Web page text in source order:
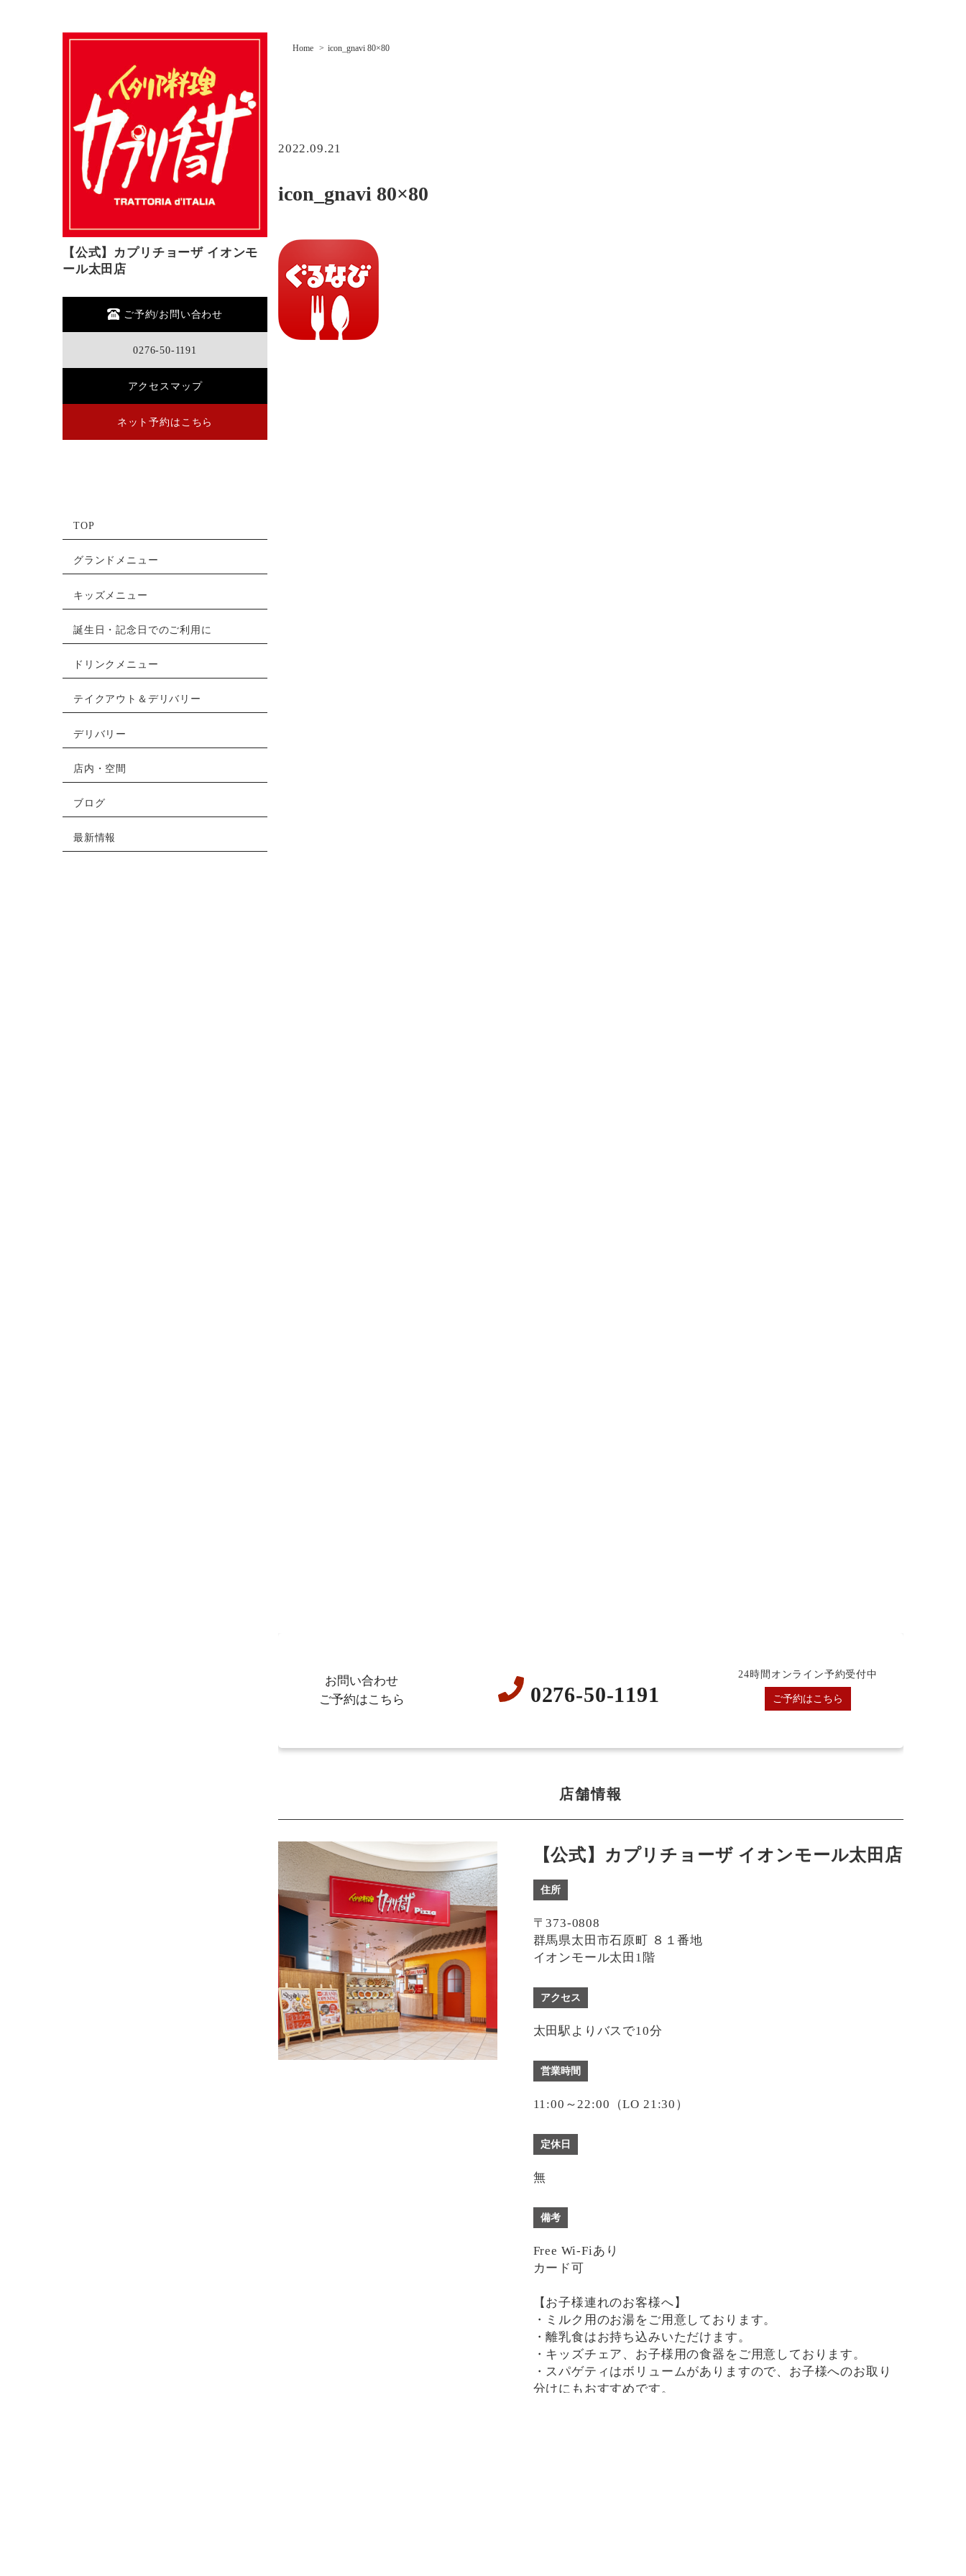
【公式】カプリチョーザ イオンモ
ール太田店
ご予約/お問い合わせ
0276-50-1191
アクセスマップ
ネット予約はこちら
TOP
グランドメニュー
キッズメニュー
誕生日・記念日でのご利用に
ドリンクメニュー
テイクアウト＆デリバリー
デリバリー
店内・空間
ブログ
最新情報
Home icon_gnavi 80×80
2022.09.21
icon_gnavi 80×80
お問い合わせ
ご予約はこちら
0276-50-1191
24時間オンライン予約受付中
ご予約はこちら
店舗情報
【公式】カプリチョーザ イオンモール太田店
住所
〒373-0808
群馬県太田市石原町 ８１番地
イオンモール太田1階
アクセス
太田駅よりバスで10分
営業時間
11:00～22:00（LO 21:30）
定休日
無
備考
Free Wi-Fiあり
カード可
【お子様連れのお客様へ】
・ミルク用のお湯をご用意しております。
・離乳食はお持ち込みいただけます。
・キッズチェア、お子様用の食器をご用意しております。
・スパゲティはボリュームがありますので、お子様へのお取り
分けにもおすすめです。